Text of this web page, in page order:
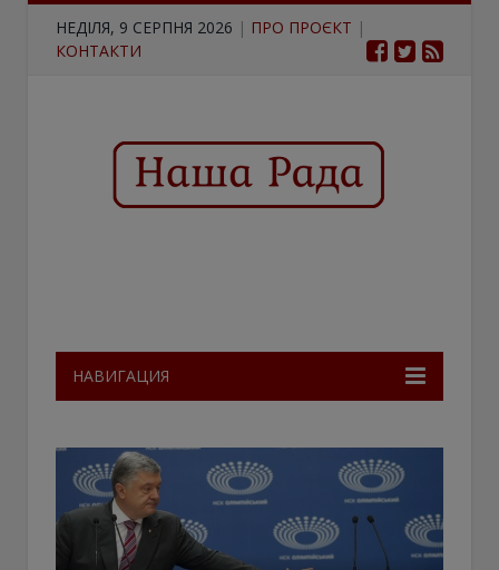
НЕДІЛЯ, 9 СЕРПНЯ 2026 | ПРО ПРОЄКТ |
КОНТАКТИ
НАВИГАЦИЯ